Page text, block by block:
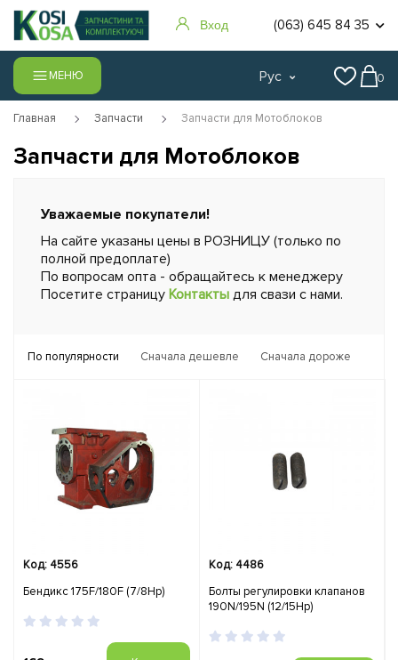
Вход (063) 645 84 35
МЕНЮ Рус 0
Главная Запчасти Запчасти для Мотоблоков
Запчасти для Мотоблоков
Уважаемые покупатели!
На сайте указаны цены в РОЗНИЦУ (только по
полной предоплате)
По вопросам опта - обращайтесь к менеджеру
Посетите страницу Контакты для свази с нами.
По популярности Сначала дешевле Сначала дороже
Код: 4556
Бендикс 175F/180F (7/8Hp)
Код: 4486
Болты регулировки клапанов
190N/195N (12/15Hp)